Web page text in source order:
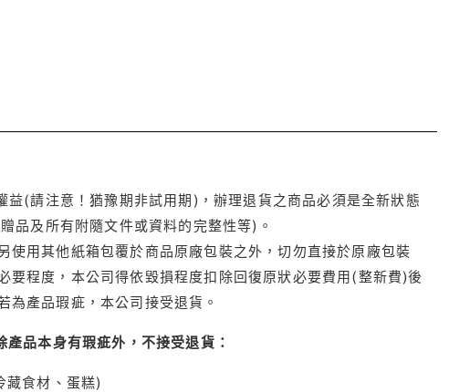
(請注意！猶豫期非試用期)，辦理退貨之商品必須是全新狀態
品及所有附隨文件或資料的完整性等)。
用其他紙箱包覆於商品原廠包裝之外，切勿直接於原廠包裝
要程度，本公司得依毀損程度扣除回復原狀必要費用(整新費)後
產品瑕疵，本公司接受退貨。
品本身有瑕疵外，不接受退貨：
藏食材、蛋糕)